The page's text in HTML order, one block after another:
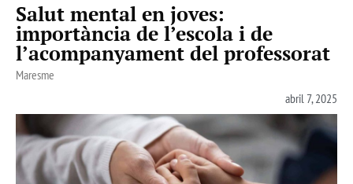
Salut mental en joves:
importància de l’escola i de
l’acompanyament del professorat
Maresme
abril 7, 2025